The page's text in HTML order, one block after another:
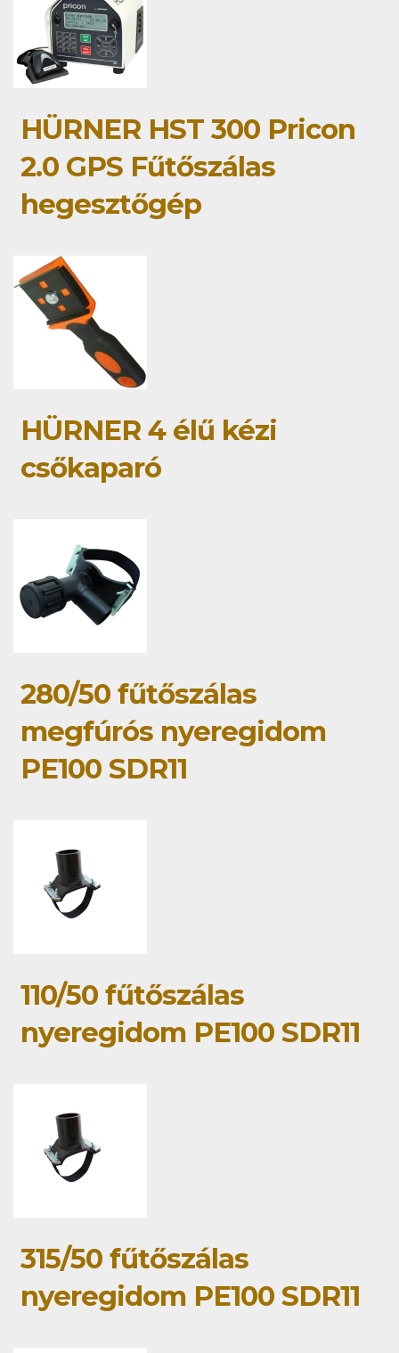
HÜRNER HST 300 Pricon
2.0 GPS Fűtőszálas
hegesztőgép
HÜRNER 4 élű kézi
csőkaparó
280/50 fűtőszálas
megfúrós nyeregidom
PE100 SDR11
110/50 fűtőszálas
nyeregidom PE100 SDR11
315/50 fűtőszálas
nyeregidom PE100 SDR11